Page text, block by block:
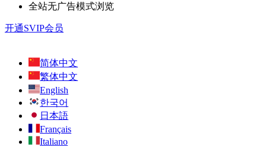
全站无广告模式浏览
开通SVIP会员
简体中文
繁体中文
English
한국어
日本語
Français
Italiano